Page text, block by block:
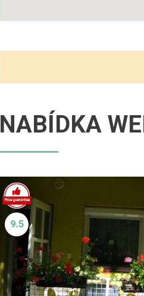
NABÍDKA
9.5